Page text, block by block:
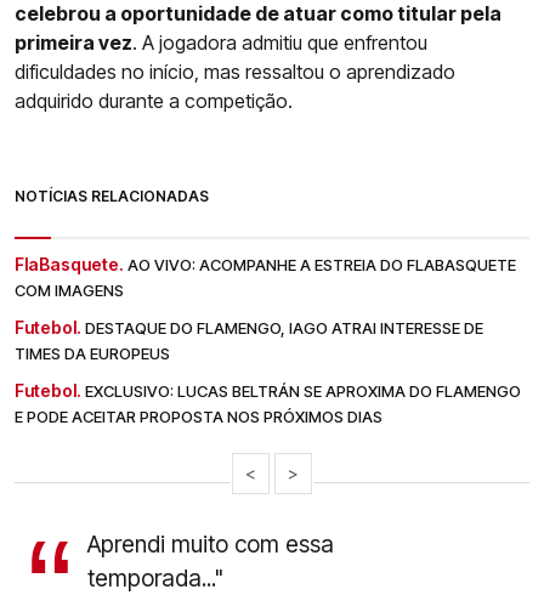
celebrou a oportunidade de atuar como titular pela
primeira vez. A jogadora admitiu que enfrentou
dificuldades no início, mas ressaltou o aprendizado
adquirido durante a competição.
NOTÍCIAS RELACIONADAS
FlaBasquete. AO VIVO: ACOMPANHE A ESTREIA DO FLABASQUETE
COM IMAGENS
Futebol. DESTAQUE DO FLAMENGO, IAGO ATRAI INTERESSE DE
TIMES DA EUROPEUS
Futebol. EXCLUSIVO: LUCAS BELTRÁN SE APROXIMA DO FLAMENGO
E PODE ACEITAR PROPOSTA NOS PRÓXIMOS DIAS
< >
Aprendi muito com essa
temporada..."